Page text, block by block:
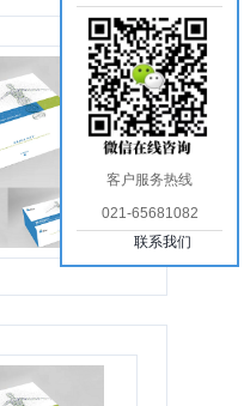
客户服务热线
021-65681082
联系我们